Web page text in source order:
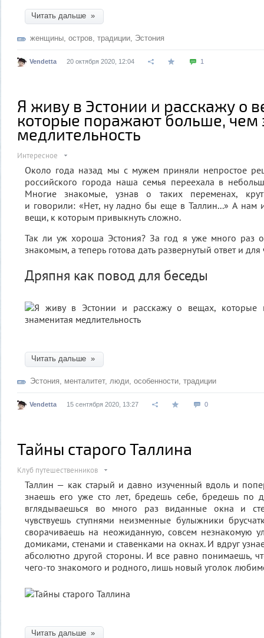
Читать дальше »
женщины, остров, традиции, Эстония
Vendetta 20 октября 2020, 12:04 1
Я живу в Эстонии и расскажу о
которые поражают больше, чем
медлительность
Интересное
Около года назад мы с мужем приняли непростое
российского города наша семья переехала в
Многие знакомые, узнав о таких переменах,
и говорили: «Нет, ну ладно бы еще в Таллин...» А нам и
вещи, к которым привыкнуть сложно.
Так ли уж хороша Эстония? За год я уже много раз
знакомым, а теперь готова дать развернутый ответ и для
Дряпня как повод для беседы
Читать дальше »
Эстония, менталитет, люди, особенности, традиции
Vendetta 15 сентября 2020, 13:27 0
Тайны старого Таллина
Клуб путешественников
Таллин — как старый и давно изученный вдоль и
знаешь его уже сто лет, бредешь себе, бредешь по
вглядываешься во много раз виданные окна и
чувствуешь ступнями неизменные булыжники
сворачиваешь на неожиданную, совсем незнакомую
домиками, стенами и ставенками на окнах. И вдруг
абсолютно другой стороны. И все равно понимаешь,
чего-то знакомого и родного, лишь новый уголок
Читать дальше »